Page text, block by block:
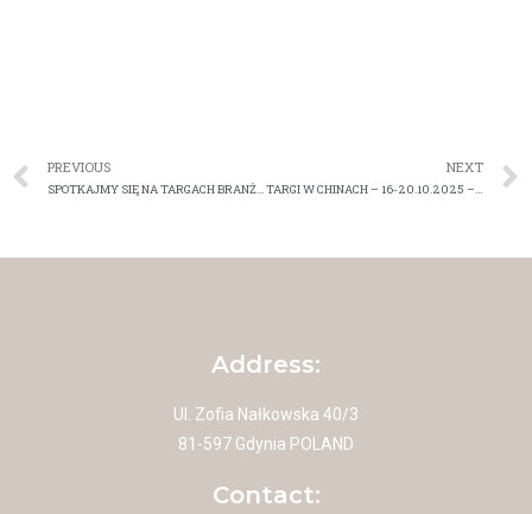
PREVIOUS
SPOTKAJMY SIĘ NA TARGACH BRANŻOWYCH: plan na I połowę 2025 roku
NEXT
TARGI W CHINACH – 16-20.10.2025 – BĘDZIEMY
Address:
Ul. Zofia Nałkowska 40/3
81-597 Gdynia POLAND
Contact: